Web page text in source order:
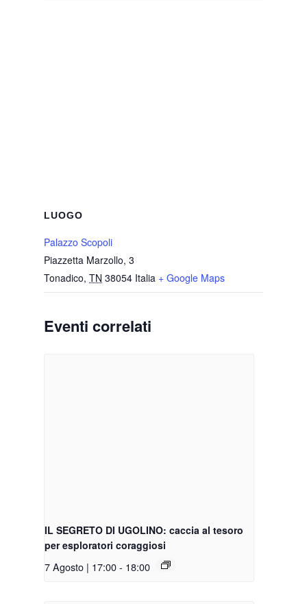
LUOGO
Palazzo Scopoli
Piazzetta Marzollo, 3
Tonadico, TN 38054 Italia + Google Maps
Eventi correlati
IL SEGRETO DI UGOLINO: caccia al tesoro
per esploratori coraggiosi
7 Agosto | 17:00- 18:00